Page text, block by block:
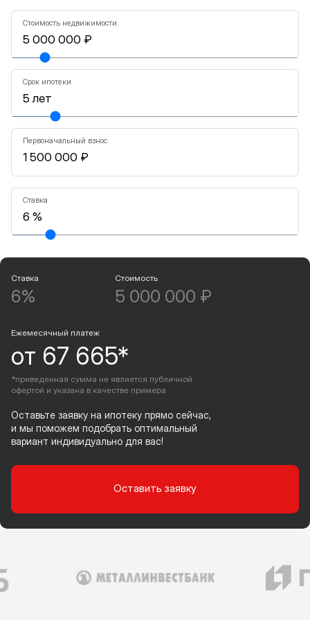
Стоимость недвижимости
Срок ипотеки
Первоначальный взнос
Ставка
Ставка
6%
Стоимость
5 000 000 ₽
Ежемесячный платеж
от 67 665*
*приведенная сумма не является публичной
офертой и указана в качестве примера
Оставьте заявку на ипотеку прямо сейчас,
и мы поможем подобрать оптимальный
вариант индивидуально для вас!
Оставить заявку